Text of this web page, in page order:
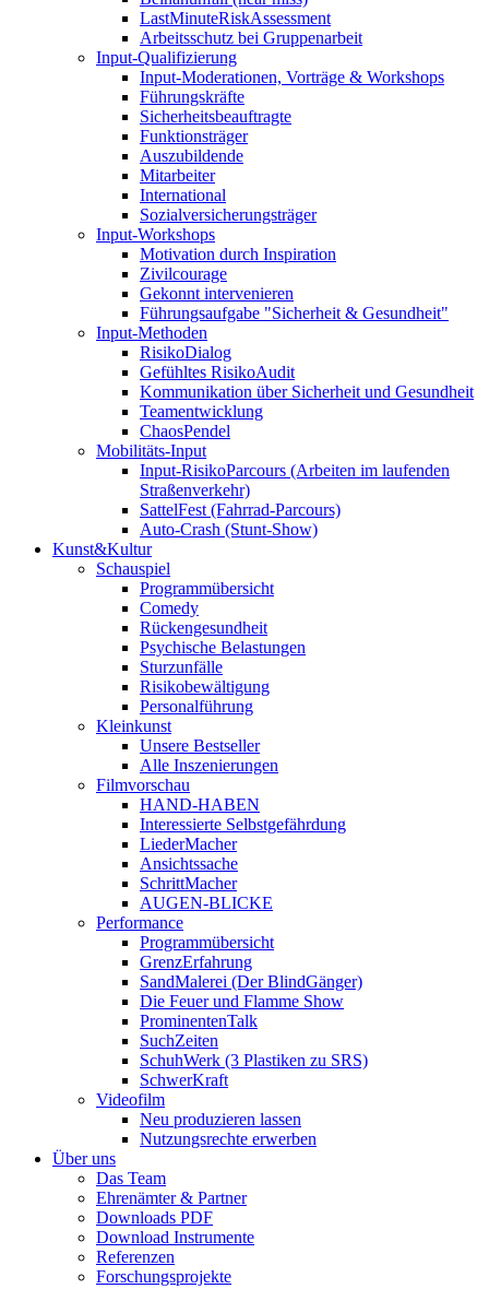
LastMinuteRiskAssessment
Arbeitsschutz bei Gruppenarbeit
Input-Qualifizierung
Input-Moderationen, Vorträge & Workshops
Führungskräfte
Sicherheitsbeauftragte
Funktionsträger
Auszubildende
Mitarbeiter
International
Sozialversicherungsträger
Input-Workshops
Motivation durch Inspiration
Zivilcourage
Gekonnt intervenieren
Führungsaufgabe "Sicherheit & Gesundheit"
Input-Methoden
RisikoDialog
Gefühltes RisikoAudit
Kommunikation über Sicherheit und Gesundheit
Teamentwicklung
ChaosPendel
Mobilitäts-Input
Input-RisikoParcours (Arbeiten im laufenden
Straßenverkehr)
SattelFest (Fahrrad-Parcours)
Auto-Crash (Stunt-Show)
Kunst&Kultur
Schauspiel
Programmübersicht
Comedy
Rückengesundheit
Psychische Belastungen
Sturzunfälle
Risikobewältigung
Personalführung
Kleinkunst
Unsere Bestseller
Alle Inszenierungen
Filmvorschau
HAND-HABEN
Interessierte Selbstgefährdung
LiederMacher
Ansichtssache
SchrittMacher
AUGEN-BLICKE
Performance
Programmübersicht
GrenzErfahrung
SandMalerei (Der BlindGänger)
Die Feuer und Flamme Show
ProminentenTalk
SuchZeiten
SchuhWerk (3 Plastiken zu SRS)
SchwerKraft
Videofilm
Neu produzieren lassen
Nutzungsrechte erwerben
Über uns
Das Team
Ehrenämter & Partner
Downloads PDF
Download Instrumente
Referenzen
Forschungsprojekte